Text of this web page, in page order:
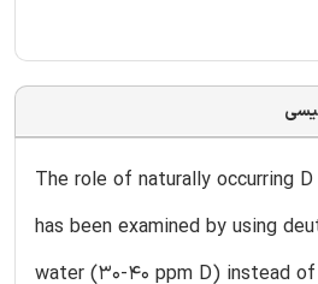
The role of naturally occurring
has been examined by using
water (30-40 ppm D) instead